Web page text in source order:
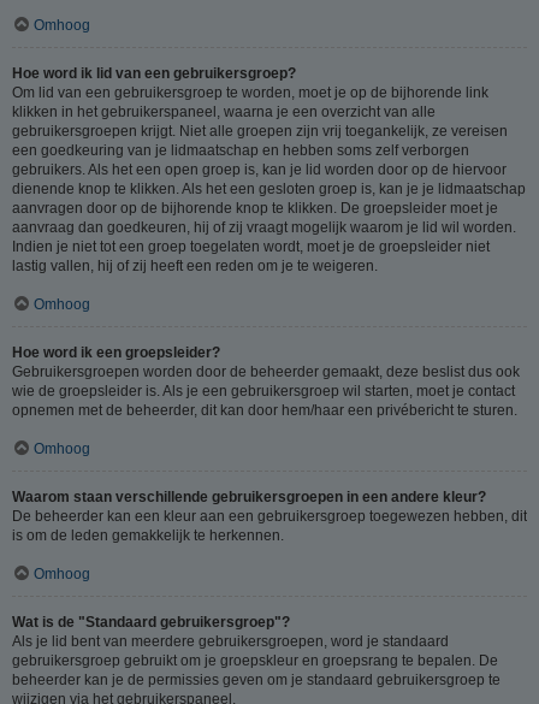
Omhoog
Hoe word ik lid van een gebruikersgroep?
Om lid van een gebruikersgroep te worden, moet je op de bijhorende link
klikken in het gebruikerspaneel, waarna je een overzicht van alle
gebruikersgroepen krijgt. Niet alle groepen zijn vrij toegankelijk, ze vereisen
een goedkeuring van je lidmaatschap en hebben soms zelf verborgen
gebruikers. Als het een open groep is, kan je lid worden door op de hiervoor
dienende knop te klikken. Als het een gesloten groep is, kan je je lidmaatschap
aanvragen door op de bijhorende knop te klikken. De groepsleider moet je
aanvraag dan goedkeuren, hij of zij vraagt mogelijk waarom je lid wil worden.
Indien je niet tot een groep toegelaten wordt, moet je de groepsleider niet
lastig vallen, hij of zij heeft een reden om je te weigeren.
Omhoog
Hoe word ik een groepsleider?
Gebruikersgroepen worden door de beheerder gemaakt, deze beslist dus ook
wie de groepsleider is. Als je een gebruikersgroep wil starten, moet je contact
opnemen met de beheerder, dit kan door hem/haar een privébericht te sturen.
Omhoog
Waarom staan verschillende gebruikersgroepen in een andere kleur?
De beheerder kan een kleur aan een gebruikersgroep toegewezen hebben, dit
is om de leden gemakkelijk te herkennen.
Omhoog
Wat is de "Standaard gebruikersgroep"?
Als je lid bent van meerdere gebruikersgroepen, word je standaard
gebruikersgroep gebruikt om je groepskleur en groepsrang te bepalen. De
beheerder kan je de permissies geven om je standaard gebruikersgroep te
wijzigen via het gebruikerspaneel.